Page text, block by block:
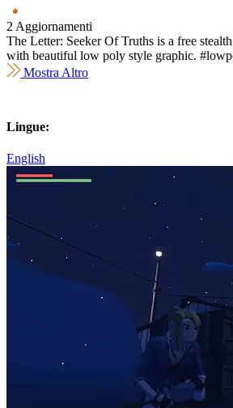
2 Aggiornamenti
The Letter: Seeker Of Truths is a free
with beautiful low poly style graphic.
Mostra Altro
Lingue:
English